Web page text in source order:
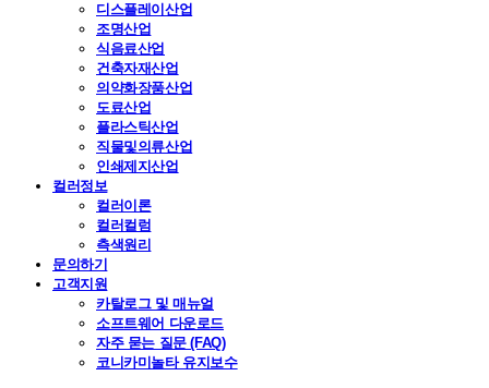
디스플레이산업
조명산업
식음료산업
건축자재산업
의약화장품산업
도료산업
플라스틱산업
직물및의류산업
인쇄제지산업
컬러정보
컬러이론
컬러컬럼
측색원리
문의하기
고객지원
카탈로그 및 매뉴얼
소프트웨어 다운로드
자주 묻는 질문 (FAQ)
코니카미놀타 유지보수